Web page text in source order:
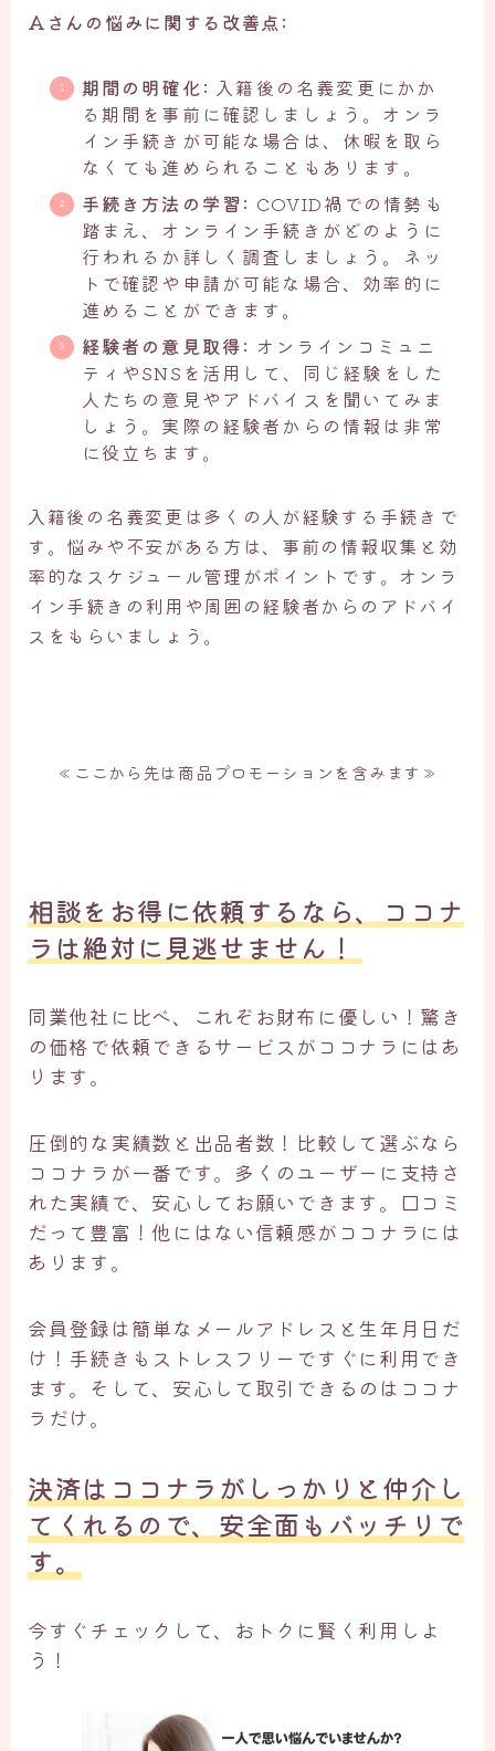
Aさんの悩みに関する改善点:
期間の明確化: 入籍後の名義変更にかか
る期間を事前に確認しましょう。オンラ
イン手続きが可能な場合は、休暇を取ら
なくても進められることもあります。
手続き方法の学習: COVID禍での情勢も
踏まえ、オンライン手続きがどのように
行われるか詳しく調査しましょう。ネッ
トで確認や申請が可能な場合、効率的に
進めることができます。
経験者の意見取得: オンラインコミュニ
ティやSNSを活用して、同じ経験をした
人たちの意見やアドバイスを聞いてみま
しょう。実際の経験者からの情報は非常
に役立ちます。
入籍後の名義変更は多くの人が経験する手続きで
す。悩みや不安がある方は、事前の情報収集と効
率的なスケジュール管理がポイントです。オンラ
イン手続きの利用や周囲の経験者からのアドバイ
スをもらいましょう。
≪ここから先は商品プロモーションを含みます≫
相談をお得に依頼するなら、ココナ
ラは絶対に見逃せません！ ​
同業他社に比べ、これぞお財布に優しい！驚き
の価格で依頼できるサービスがココナラにはあ
ります。
圧倒的な実績数と出品者数！比較して選ぶなら
ココナラが一番です。多くのユーザーに支持さ
れた実績で、安心してお願いできます。口コミ
だって豊富！他にはない信頼感がココナラには
あります。
会員登録は簡単なメールアドレスと生年月日だ
け！手続きもストレスフリーですぐに利用でき
ます。そして、安心して取引できるのはココナ
ラだけ。
決済はココナラがしっかりと仲介し
てくれるので、安全面もバッチリで
す。
今すぐチェックして、おトクに賢く利用しよ
う！